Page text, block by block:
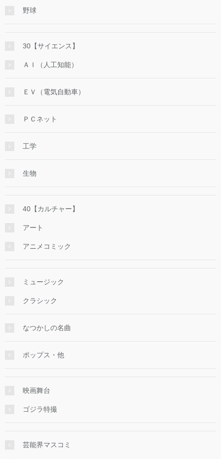
野球
30【サイエンス】
ＡＩ（人工知能）
ＥＶ（電気自動車）
ＰＣネット
工学
生物
40【カルチャー】
アート
アニメコミック
ミュージック
クラシック
なつかしの名曲
ポップス・他
映画舞台
ゴジラ特撮
芸能界マスコミ